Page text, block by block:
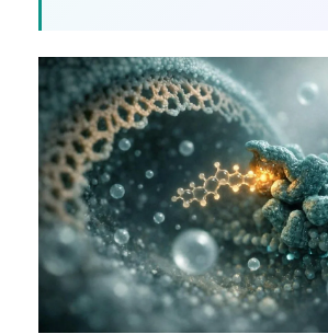
മലയാളം
Bahasa Melayu
Tiếng Việt
Tagalog
ไทย
ဗမာစာ
ភាសាខ្មែរ
Kiswahili